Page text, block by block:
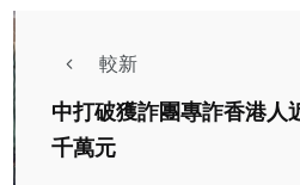
較新
中打破獲詐團專詐香港人
千萬元